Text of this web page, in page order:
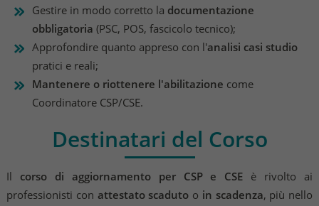
Gestire in modo corretto la documentazione
obbligatoria (PSC, POS, fascicolo tecnico);
Approfondire quanto appreso con l'analisi casi studio
pratici e reali;
Mantenere o riottenere l'abilitazione come
Coordinatore CSP/CSE.
Destinatari del Corso
Il corso di aggiornamento per CSP e CSE è rivolto ai
professionisti con attestato scaduto o in scadenza, più nello